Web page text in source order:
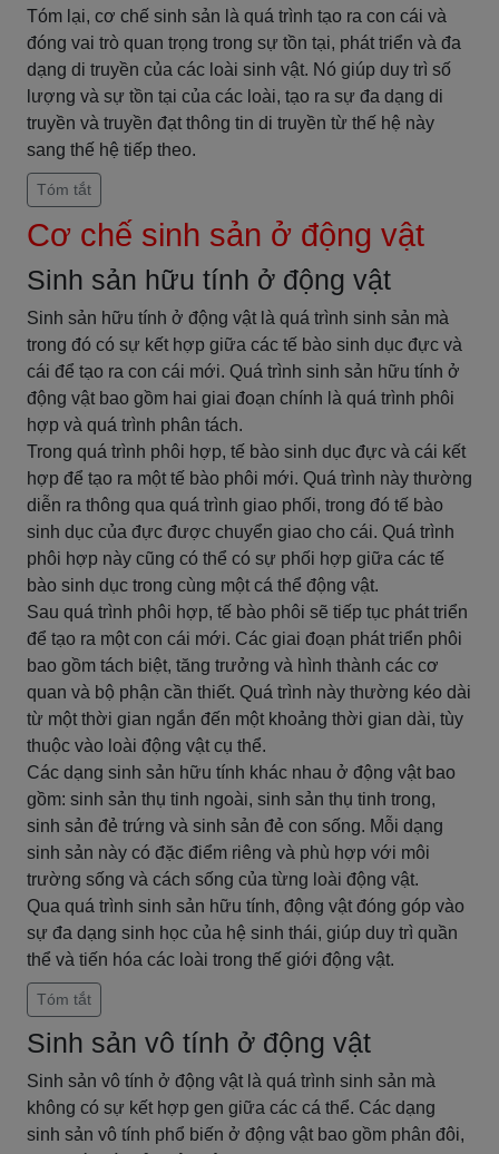
Tóm lại, cơ chế sinh sản là quá trình tạo ra con cái và
đóng vai trò quan trọng trong sự tồn tại, phát triển và đa
dạng di truyền của các loài sinh vật. Nó giúp duy trì số
lượng và sự tồn tại của các loài, tạo ra sự đa dạng di
truyền và truyền đạt thông tin di truyền từ thế hệ này
sang thế hệ tiếp theo.
Tóm tắt
Cơ chế sinh sản ở động vật
Sinh sản hữu tính ở động vật
Sinh sản hữu tính ở động vật là quá trình sinh sản mà
trong đó có sự kết hợp giữa các tế bào sinh dục đực và
cái để tạo ra con cái mới. Quá trình sinh sản hữu tính ở
động vật bao gồm hai giai đoạn chính là quá trình phôi
hợp và quá trình phân tách.
Trong quá trình phôi hợp, tế bào sinh dục đực và cái kết
hợp để tạo ra một tế bào phôi mới. Quá trình này thường
diễn ra thông qua quá trình giao phối, trong đó tế bào
sinh dục của đực được chuyển giao cho cái. Quá trình
phôi hợp này cũng có thể có sự phối hợp giữa các tế
bào sinh dục trong cùng một cá thể động vật.
Sau quá trình phôi hợp, tế bào phôi sẽ tiếp tục phát triển
để tạo ra một con cái mới. Các giai đoạn phát triển phôi
bao gồm tách biệt, tăng trưởng và hình thành các cơ
quan và bộ phận cần thiết. Quá trình này thường kéo dài
từ một thời gian ngắn đến một khoảng thời gian dài, tùy
thuộc vào loài động vật cụ thể.
Các dạng sinh sản hữu tính khác nhau ở động vật bao
gồm: sinh sản thụ tinh ngoài, sinh sản thụ tinh trong,
sinh sản đẻ trứng và sinh sản đẻ con sống. Mỗi dạng
sinh sản này có đặc điểm riêng và phù hợp với môi
trường sống và cách sống của từng loài động vật.
Qua quá trình sinh sản hữu tính, động vật đóng góp vào
sự đa dạng sinh học của hệ sinh thái, giúp duy trì quần
thể và tiến hóa các loài trong thế giới động vật.
Tóm tắt
Sinh sản vô tính ở động vật
Sinh sản vô tính ở động vật là quá trình sinh sản mà
không có sự kết hợp gen giữa các cá thể. Các dạng
sinh sản vô tính phổ biến ở động vật bao gồm phân đôi,